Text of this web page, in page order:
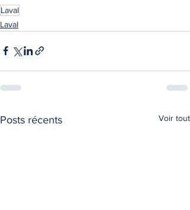
Laval
Laval
Posts récents Voir tout